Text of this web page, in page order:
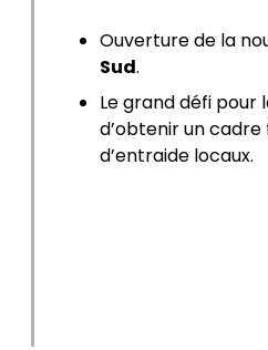
Ouverture de la
Sud.
Le grand défi pour
d’obtenir un
d’entraide locaux.